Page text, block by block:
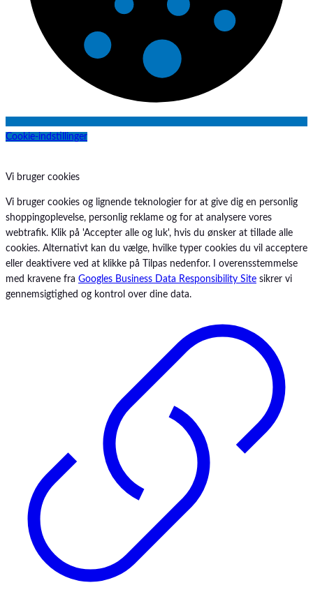
Cookie-indstillinger
Vi bruger cookies
Vi bruger cookies og lignende teknologier for at give dig en personlig
shoppingoplevelse, personlig reklame og for at analysere vores
webtrafik. Klik på 'Accepter alle og luk', hvis du ønsker at tillade alle
cookies. Alternativt kan du vælge, hvilke typer cookies du vil acceptere
eller deaktivere ved at klikke på Tilpas nedenfor. I overensstemmelse
med kravene fra Googles Business Data Responsibility Site sikrer vi
gennemsigtighed og kontrol over dine data.